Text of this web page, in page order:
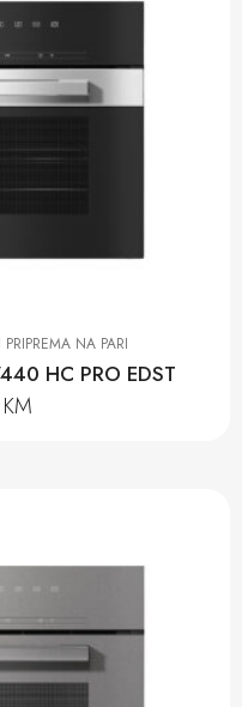
PRIPREMA NA PARI
HC PRO EDST
KM